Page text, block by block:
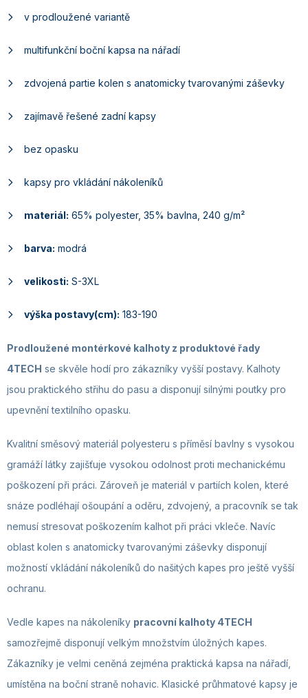
v prodloužené variantě
multifunkční boční kapsa na nářadí
zdvojená partie kolen s anatomicky tvarovanými záševky
zajímavě řešené zadní kapsy
bez opasku
kapsy pro vkládání nákoleníků
materiál: 65% polyester, 35% bavlna, 240 g/m²
barva: modrá
velikosti: S-3XL
výška postavy(cm): 183-190
Prodloužené montérkové kalhoty z produktové řady
4TECH se skvěle hodí pro zákazníky vyšší postavy. Kalhoty
jsou praktického střihu do pasu a disponují silnými poutky pro
upevnění textilního opasku.
Kvalitní směsový materiál polyesteru s příměsí bavlny s vysokou
gramáží látky zajišťuje vysokou odolnost proti mechanickému
poškození při práci. Zároveň je materiál v partiích kolen, které
snáze podléhají ošoupání a oděru, zdvojený, a pracovník se tak
nemusí stresovat poškozením kalhot při práci vkleče. Navíc
oblast kolen s anatomicky tvarovanými záševky disponují
možností vkládání nákoleníků do našitých kapes pro ještě vyšší
ochranu.
Vedle kapes na nákoleníky pracovní kalhoty 4TECH
samozřejmě disponují velkým množstvím úložných kapes.
Zákazníky je velmi ceněná zejména praktická kapsa na nářadí,
umístěna na boční straně nohavic. Klasické průhmatové kapsy je